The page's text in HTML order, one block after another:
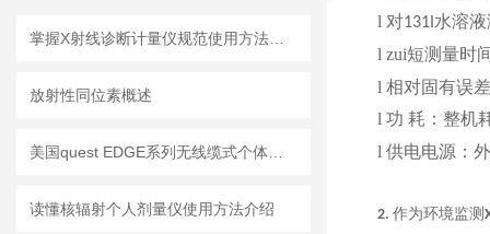
放射性同位素概述
读懂核辐射个人剂量仪使用方法介绍
l 对131I水溶
l zui短测量时
l 相对固有误
l 功 耗：整机
l 供电电源：
2. 作为环境监测